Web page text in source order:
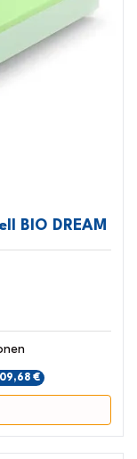
BIO DREAM
€